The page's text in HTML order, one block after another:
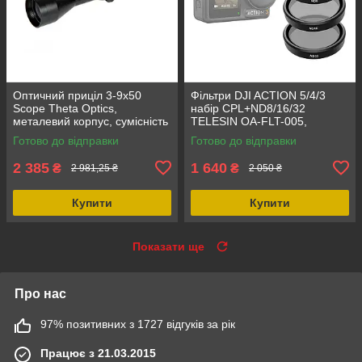
Оптичний приціл 3-9x50
Scope Theta Optics,
металевий корпус, сумісність
RIS 22 мм, діаметр об'єктиву
50 мм
Готово до відправки
2 385 ₴ 2 981,25 ₴
Купити
Фільтри DJI ACTION 5/4/3
набір CPL+ND8/16/32
TELESIN OA-FLT-005,
алюміній, оптичне скло
Schottag, поляризаційний
Готово до відправки
1 640 ₴ 2 050 ₴
Купити
Показати ще
Про нас
97% позитивних з 1727 відгуків за рік
Працює з 21.03.2015